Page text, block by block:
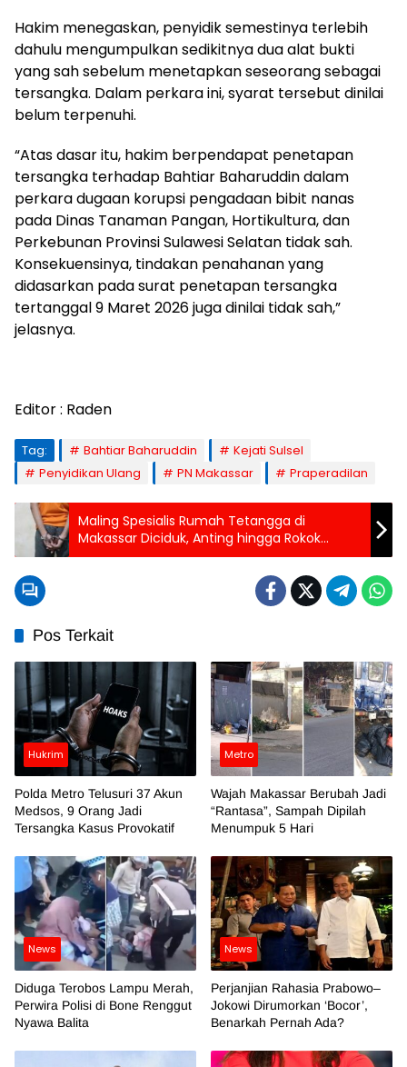
Hakim menegaskan, penyidik semestinya terlebih
dahulu mengumpulkan sedikitnya dua alat bukti
yang sah sebelum menetapkan seseorang sebagai
tersangka. Dalam perkara ini, syarat tersebut dinilai
belum terpenuhi.
“Atas dasar itu, hakim berpendapat penetapan
tersangka terhadap Bahtiar Baharuddin dalam
perkara dugaan korupsi pengadaan bibit nanas
pada Dinas Tanaman Pangan, Hortikultura, dan
Perkebunan Provinsi Sulawesi Selatan tidak sah.
Konsekuensinya, tindakan penahanan yang
didasarkan pada surat penetapan tersangka
tertanggal 9 Maret 2026 juga dinilai tidak sah,”
jelasnya.
Editor : Raden
Tag: Bahtiar Baharuddin
Kejati Sulsel
Penyidikan Ulang
PN Makassar Praperadilan
Maling Spesialis Rumah Tetangga di
Makassar Diciduk, Anting hingga Rokok
Disikat
Pos Terkait
Hukrim
Polda Metro Telusuri 37 Akun
Medsos, 9 Orang Jadi
Tersangka Kasus Provokatif
Metro
Wajah Makassar Berubah Jadi
“Rantasa”, Sampah Dipilah
Menumpuk 5 Hari
News
Diduga Terobos Lampu Merah,
Perwira Polisi di Bone Renggut
Nyawa Balita
News
Perjanjian Rahasia Prabowo–
Jokowi Dirumorkan ‘Bocor’,
Benarkah Pernah Ada?